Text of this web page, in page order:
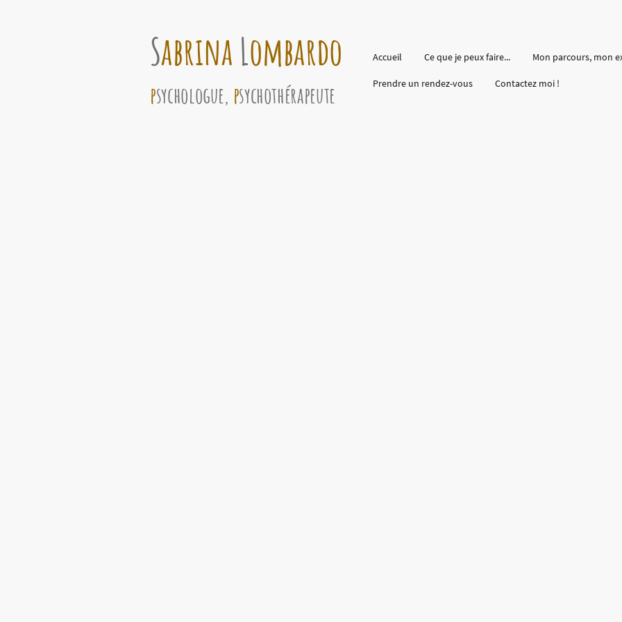
Sabrina Lombardo
psychologue, psychothérapeute
Accueil Ce que je peux faire... Mon parcours, mon
Prendre un rendez-vous Contactez moi !